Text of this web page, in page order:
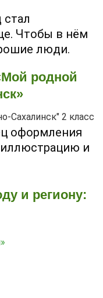
Чтобы в нём
люди.
родной
оформления
иллюстрацию и
и региону: